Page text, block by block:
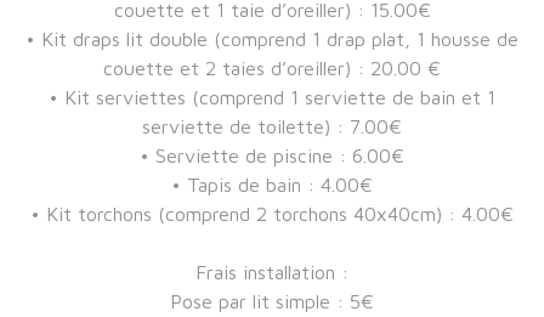
couette et 1 taie d’oreiller) : 15.00€
• Kit draps lit double (comprend 1 drap plat, 1 housse de
couette et 2 taies d’oreiller) : 20.00 €
• Kit serviettes (comprend 1 serviette de bain et 1
serviette de toilette) : 7.00€
• Serviette de piscine : 6.00€
• Tapis de bain : 4.00€
• Kit torchons (comprend 2 torchons 40x40cm) : 4.00€
Frais installation :
Pose par lit simple : 5€